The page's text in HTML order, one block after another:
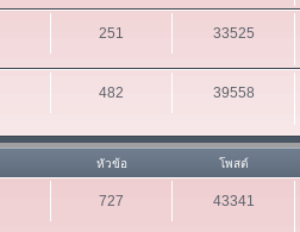
251 33525
482 39558
หัวข้อ โพสต์
727 43341